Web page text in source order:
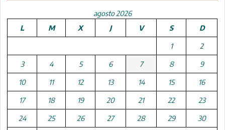
agosto 2026
L
M X J V S D
1 2
3 4 5 6 7 8 9
10 11 12 13 14 15 16
17 18 19 20 21 22 23
24 25 26 27 28 29 30